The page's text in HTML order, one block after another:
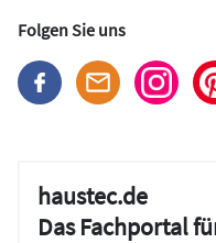
Folgen Sie uns
haustec.de
Das Fachportal